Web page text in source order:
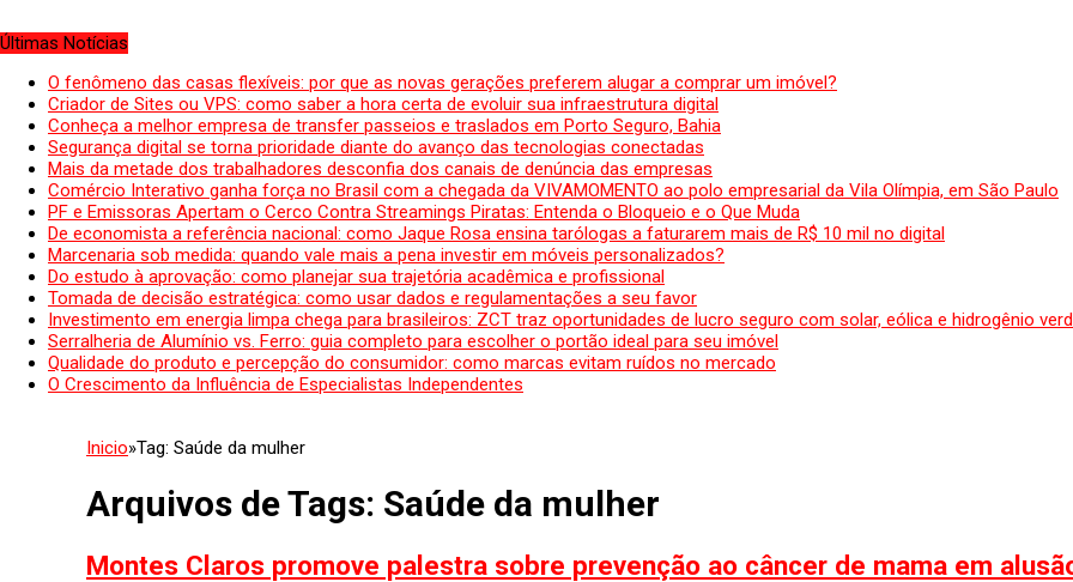
Últimas Notícias
O fenômeno das casas flexíveis: por que as novas gerações preferem alugar a comprar um imóvel?
Criador de Sites ou VPS: como saber a hora certa de evoluir sua infraestrutura digital
Conheça a melhor empresa de transfer passeios e traslados em Porto Seguro, Bahia
Segurança digital se torna prioridade diante do avanço das tecnologias conectadas
Mais da metade dos trabalhadores desconfia dos canais de denúncia das empresas
Comércio Interativo ganha força no Brasil com a chegada da VIVAMOMENTO ao polo empresarial da Vila Olímpia, em São Paulo
PF e Emissoras Apertam o Cerco Contra Streamings Piratas: Entenda o Bloqueio e o Que Muda
De economista a referência nacional: como Jaque Rosa ensina tarólogas a faturarem mais de R$ 10 mil no digital
Marcenaria sob medida: quando vale mais a pena investir em móveis personalizados?
Do estudo à aprovação: como planejar sua trajetória acadêmica e profissional
Tomada de decisão estratégica: como usar dados e regulamentações a seu favor
Investimento em energia limpa chega para brasileiros: ZCT traz oportunidades de lucro seguro com solar, eólica e hidrogênio
Serralheria de Alumínio vs. Ferro: guia completo para escolher o portão ideal para seu imóvel
Qualidade do produto e percepção do consumidor: como marcas evitam ruídos no mercado
O Crescimento da Influência de Especialistas Independentes
Inicio»Tag: Saúde da mulher
Arquivos de Tags: Saúde da mulher
Montes Claros promove palestra sobre prevenção ao câncer de mama em